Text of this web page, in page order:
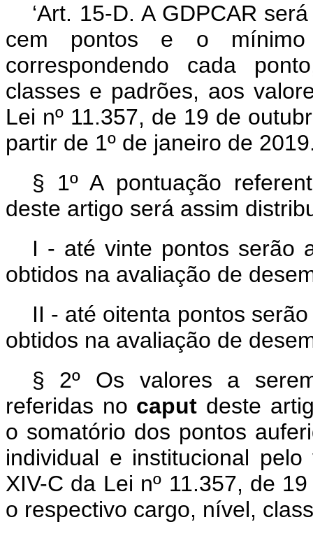
‘Art. 15-D. A GDPCAR
cem pontos e o
correspondendo cada
classes e padrões, aos
Lei nº 11.357, de 19 de
partir de 1º de janeiro de
§ 1º A pontuação
deste artigo será assim
I - até vinte pontos serão
obtidos na avaliação de
II - até oitenta pontos
obtidos na avaliação de
§ 2º Os valores a
referidas no caput deste
o somatório dos pontos
individual e institucional
XIV-C da Lei nº 11.357, de
o respectivo cargo, nível,